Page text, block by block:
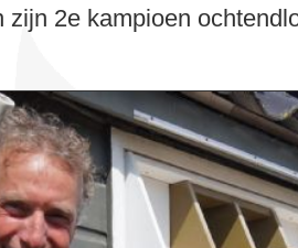
zijn 2e kampioen